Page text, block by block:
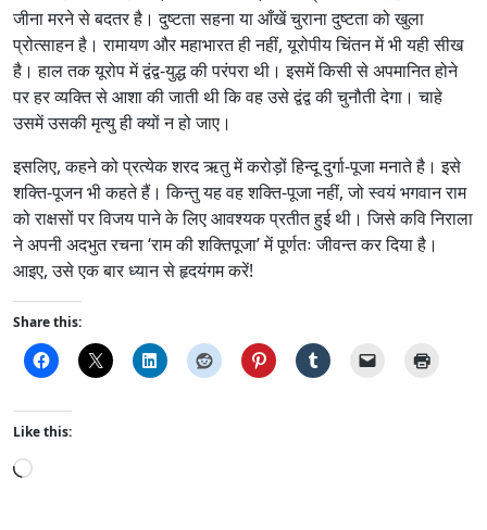
जीना मरने से बदतर है। दुष्टता सहना या आँखें चुराना दुष्टता को खुला
प्रोत्साहन है। रामायण और महाभारत ही नहीं, यूरोपीय चिंतन में भी यही सीख
है। हाल तक यूरोप में द्वंद्व-युद्ध की परंपरा थी। इसमें किसी से अपमानित होने
पर हर व्यक्ति से आशा की जाती थी कि वह उसे द्वंद्व की चुनौती देगा। चाहे
उसमें उसकी मृत्यु ही क्यों न हो जाए।
इसलिए, कहने को प्रत्येक शरद ऋतु में करोड़ों हिन्दू दुर्गा-पूजा मनाते है। इसे
शक्ति-पूजन भी कहते हैं। किन्तु यह वह शक्ति-पूजा नहीं, जो स्वयं भगवान राम
को राक्षसों पर विजय पाने के लिए आवश्यक प्रतीत हुई थी। जिसे कवि निराला
ने अपनी अदभुत रचना ‘राम की शक्तिपूजा’ में पूर्णतः जीवन्त कर दिया है।
आइए, उसे एक बार ध्यान से हृदयंगम करें!
Share this:
Like this:
L